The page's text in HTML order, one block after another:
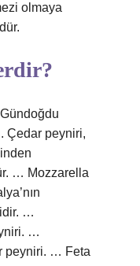
olmaya
Çedar peyniri,
… Mozzarella
…
…
peyniri. … Feta